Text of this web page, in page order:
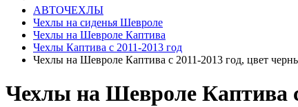
АВТОЧЕХЛЫ
Чехлы на сиденья Шевроле
Чехлы на Шевроле Каптива
Чехлы Каптива с 2011-2013 год
Чехлы на Шевроле Каптива с 2011-2013 год, цвет
Чехлы на Шевроле Каптива